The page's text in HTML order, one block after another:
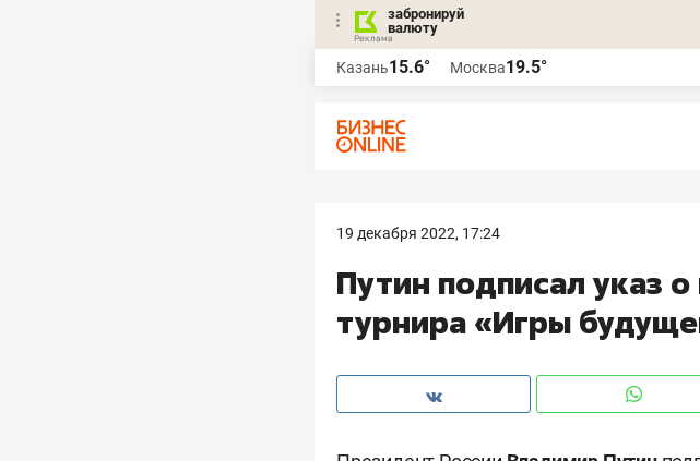
забронируй
валюту
Казань15.6° Москва19.5°
19 декабря 2022, 17:24
Путин подписал указ
турнира «Игры